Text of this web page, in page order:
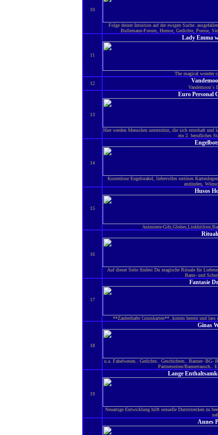
10
Folge deiner Intuition auf der ewigen Suche:
Bullemann-Forum, Humor, Gedichte, Poesie,
11
Lady Emma
The magical wonder
12
Vandemoon`s
13
Euro Personal
Hier werden Menschen unterstützt, die sich ernsthaft und
ein 2. berufliches
14
Kostenlose Engelorakel, liebevolles seriöses
anzünden,
15
Husos
Animierte-
16
Auf dieser Seite findest Du magische Rituale für
Bann- und
17
Fantasie
**Zauberhafte Grusskarten**..komm herein und
18
Ginas
u.a. Fabelwesen.. Gedichte.. Geschichten.. Banner-
Partnerseiten/Bannertausch..
19
Lange
Neuartige Entwicklung hilft sexuelle Durststrecken zu
Annes